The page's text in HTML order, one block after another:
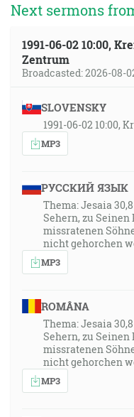
Next sermons
1991-06-02 10:00,
Zentrum
Broadcasted: 2026-08-
SLOVENSKY
1991-06-02 10:00,
MP3
РУССКИЙ ЯЗЫК
Thema: Jesaia
Sehern, zu
missratenen
nicht gehorchen
MP3
ROMÂNA
Thema: Jesaia
Sehern, zu
missratenen
nicht gehorchen
MP3